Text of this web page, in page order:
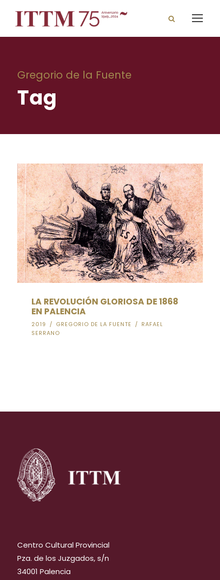
Gregorio de la Fuente
Tag
LA REVOLUCIÓN GLORIOSA DE 1868
EN PALENCIA
2019 / GREGORIO DE LA FUENTE / RAFAEL
SERRANO
Centro Cultural Provincial
Pza. de los Juzgados, s/n
34001 Palencia